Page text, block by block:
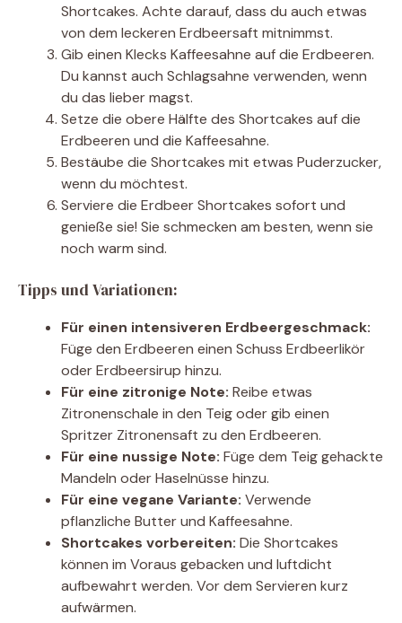
Shortcakes. Achte darauf, dass du auch etwas
von dem leckeren Erdbeersaft mitnimmst.
Gib einen Klecks Kaffeesahne auf die Erdbeeren.
Du kannst auch Schlagsahne verwenden, wenn
du das lieber magst.
Setze die obere Hälfte des Shortcakes auf die
Erdbeeren und die Kaffeesahne.
Bestäube die Shortcakes mit etwas Puderzucker,
wenn du möchtest.
Serviere die Erdbeer Shortcakes sofort und
genieße sie! Sie schmecken am besten, wenn sie
noch warm sind.
Tipps und Variationen:
Für einen intensiveren Erdbeergeschmack:
Füge den Erdbeeren einen Schuss Erdbeerlikör
oder Erdbeersirup hinzu.
Für eine zitronige Note: Reibe etwas
Zitronenschale in den Teig oder gib einen
Spritzer Zitronensaft zu den Erdbeeren.
Für eine nussige Note: Füge dem Teig gehackte
Mandeln oder Haselnüsse hinzu.
Für eine vegane Variante: Verwende
pflanzliche Butter und Kaffeesahne.
Shortcakes vorbereiten: Die Shortcakes
können im Voraus gebacken und luftdicht
aufbewahrt werden. Vor dem Servieren kurz
aufwärmen.